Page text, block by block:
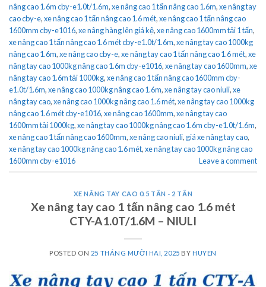
nâng cao 1.6m cby-e1.0t/1.6m,xe nâng cao 1 tấn nâng cao 1.6m,xe nâng tay
cao cby-e,xe nâng cao 1 tấn nâng cao 1.6 mét,xe nâng cao 1 tấn nâng cao
1600mm cby-e1016,xe nâng hàng lên giá kệ,xe nâng cao 1600mm tải 1 tấn,
xe nâng cao 1 tấn nâng cao 1.6 mét cby-e1.0t/1.6m,xe nâng tay cao 1000kg
nâng cao 1.6m,xe nâng cao cby-e,xe nâng tay cao 1 tấn nâng cao 1.6 mét,xe
nâng tay cao 1000kg nâng cao 1.6m cby-e1016,xe nâng tay cao 1600mm,xe
nâng tay cao 1.6m tải 1000kg,xe nâng cao 1 tấn nâng cao 1600mm cby-
e1.0t/1.6m,xe nâng cao 1000kg nâng cao 1.6m,xe nâng tay cao niuli,xe
nâng tay cao,xe nâng cao 1000kg nâng cao 1.6 mét,xe nâng tay cao 1000kg
nâng cao 1.6 mét cby-e1016,xe nâng cao 1600mm,xe nâng tay cao
1600mm tải 1000kg,xe nâng tay cao 1000kg nâng cao 1.6m cby-e1.0t/1.6m,
xe nâng cao 1 tấn nâng cao 1600mm,xe nâng cao niuli, giá xe nâng tay cao,
xe nâng tay cao 1000kg nâng cao 1.6 mét,xe nâng tay cao 1000kg nâng cao
1600mm cby-e1016
Leave a comment
XE NÂNG TAY CAO 0.5 TẤN - 2 TẤN
Xe nâng tay cao 1 tấn nâng cao 1.6 mét
CTY-A1.0T/1.6M – NIULI
POSTED ON 25 THÁNG MƯỜI HAI, 2025 BY HUYEN